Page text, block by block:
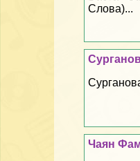
Слова)...
Чаян